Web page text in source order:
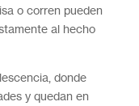
o corren pueden
al hecho
donde
y quedan en